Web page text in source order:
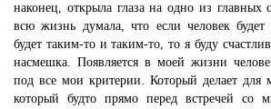
наконец, открыла глаза на одно из главных
всю жизнь думала, что если человек будет
будет таким-то и таким-то, то я буду
насмешка. Появляется в моей жизни
под все мои критерии. Который делает для
который будто прямо перед встречей со